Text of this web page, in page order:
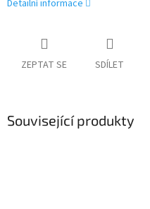
Detailní informace
ZEPTAT SE SDÍLET
Související produkty